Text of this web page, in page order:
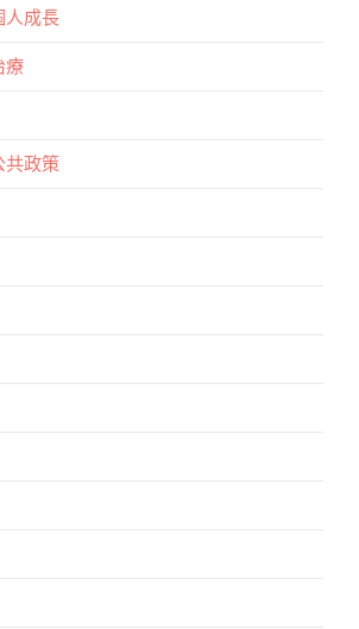
人成長
療
共政策